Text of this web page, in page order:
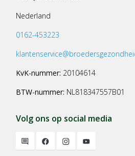
Nederland
0162-453223
KvK-nummer: 20104614
BTW-nummer: NL818347557B01
Volg ons op social media